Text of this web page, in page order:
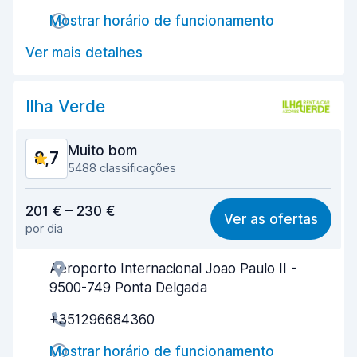
Limpeza do carro
Mostrar horário de funcionamento
Ver mais detalhes
Ilha Verde
8,7 Muito bom
5488 classificações
8,1
Facilidade em encontrar 9,2
Eficiência dos agentes
201 € – 230 €
por dia
Ver as ofertas
Aeroporto Internacional Joao Paulo II -
9500-749 Ponta Delgada
+351296684360
Mostrar horário de funcionamento